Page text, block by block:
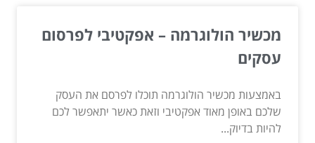
מכשיר הולוגרמה – אפקטיבי לפרסום
עסקים
באמצעות מכשיר הולוגרמה תוכלו לפרסם את העסק
שלכם באופן מאוד אפקטיבי וזאת כאשר יתאפשר לכם
להיות בדיוק...